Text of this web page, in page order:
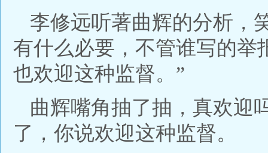
李修远听著曲辉的分析，
有什么必要，不管谁写的举
也欢迎这种监督。”
曲辉嘴角抽了抽，真欢迎
了，你说欢迎这种监督。